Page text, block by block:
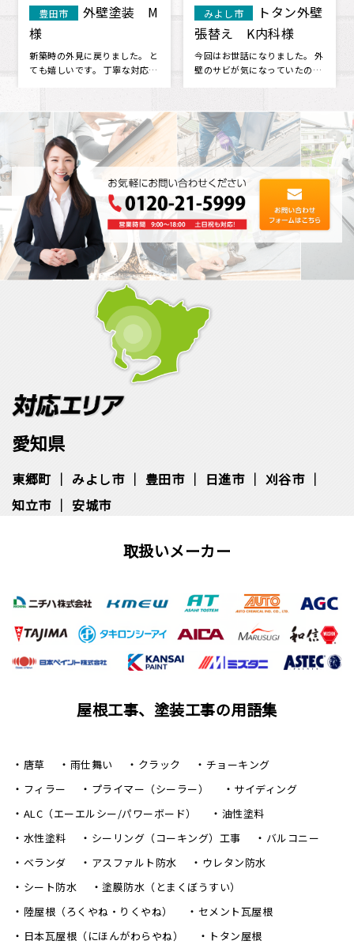
外壁塗装 M
の外見に戻りました。 と
しいです。 丁寧な対応で
みよし市
トタン外壁
張替え K内科様
今回はお世話になりました。 外
壁のサビが気になっていたの
みよし
職人さん
いたしま
愛知県
東郷町 みよし市 豊田市 日進市
刈谷市
知立市
安城市
取扱いメーカー
屋根工事、塗装工事の用語集
唐草 雨仕舞い クラック
チョーキング
フィラー
プライマー（シーラー）
サイディング
ALC（エーエルシー/パワーボード）
油性塗料
水性塗料
シーリング（コーキング）工事
バルコニー
ベランダ
アスファルト防水
ウレタン防水
シート防水
塗膜防水（とまくぼうすい）
陸屋根（ろくやね・りくやね）
セメント瓦屋根
日本瓦屋根（にほんがわらやね）
トタン屋根